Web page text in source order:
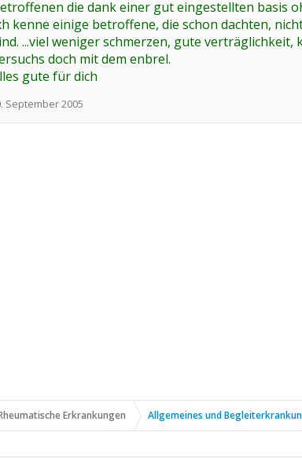
die dank einer gut eingestellten basis
kenne einige betroffene, die schon dachten,
...viel weniger schmerzen, gute verträglichkeit,
doch mit dem enbrel.
gute für dich
September 2005
Erkrankungen Allgemeines und